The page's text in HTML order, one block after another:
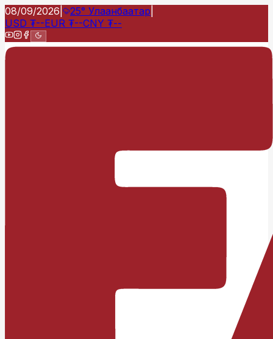
08/09/2026 25° Улаанбаатар
USD ₮--EUR ₮--CNY ₮--